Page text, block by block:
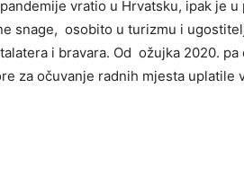
vratio u Hrvatsku, ipak je
snage, osobito u turizmu i
i bravara. Od ožujka 2020.
za očuvanje radnih mjesta uplatile